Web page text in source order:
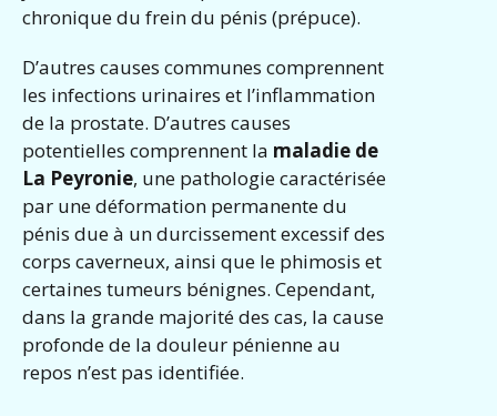
chronique du frein du pénis (prépuce).
D’autres causes communes comprennent
les infections urinaires et l’inflammation
de la prostate. D’autres causes
potentielles comprennent la maladie de
La Peyronie, une pathologie caractérisée
par une déformation permanente du
pénis due à un durcissement excessif des
corps caverneux, ainsi que le phimosis et
certaines tumeurs bénignes. Cependant,
dans la grande majorité des cas, la cause
profonde de la douleur pénienne au
repos n’est pas identifiée.